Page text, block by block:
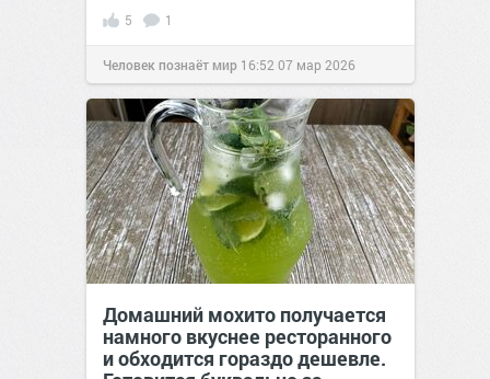
5 1
Человек познаёт мир 16:52 07 мар 2026
Домашний мохито получается
намного вкуснее ресторанного
и обходится гораздо дешевле.